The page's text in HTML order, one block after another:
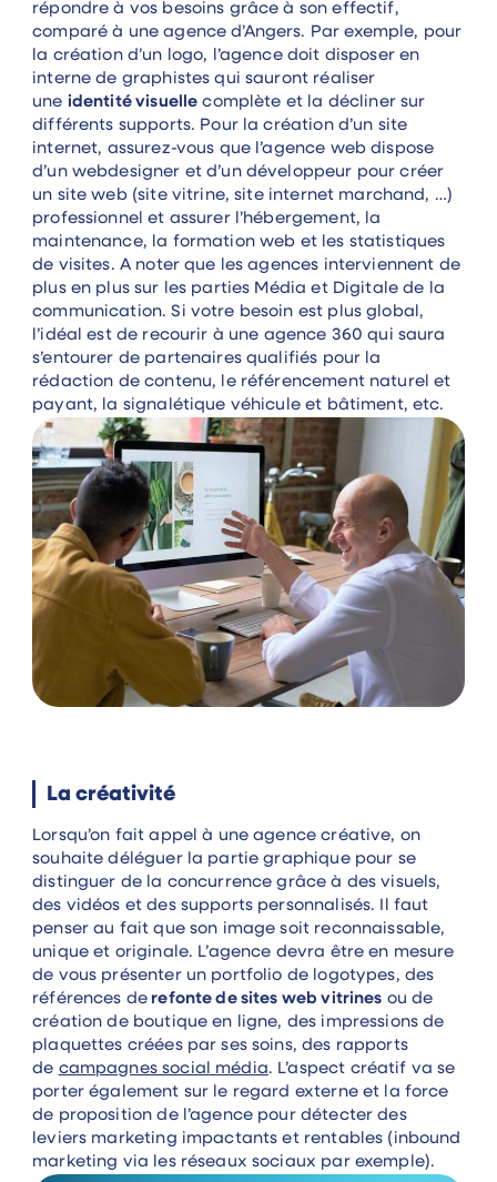
répondre à vos besoins grâce à son effectif,
comparé à une agence d’Angers. Par exemple, pour
la création d’un logo, l’agence doit disposer en
interne de graphistes qui sauront réaliser
une identité visuelle complète et la décliner sur
différents supports. Pour la création d’un site
internet, assurez-vous que l’agence web dispose
d’un webdesigner et d’un développeur pour créer
un site web (site vitrine, site internet marchand, …)
professionnel et assurer l’hébergement, la
maintenance, la formation web et les statistiques
de visites. A noter que les agences interviennent de
plus en plus sur les parties Média et Digitale de la
communication. Si votre besoin est plus global,
l’idéal est de recourir à une agence 360 qui saura
s’entourer de partenaires qualifiés pour la
rédaction de contenu, le référencement naturel et
payant, la signalétique véhicule et bâtiment, etc.
La créativité
Lorsqu’on fait appel à une agence créative, on
souhaite déléguer la partie graphique pour se
distinguer de la concurrence grâce à des visuels,
des vidéos et des supports personnalisés. Il faut
penser au fait que son image soit reconnaissable,
unique et originale. L’agence devra être en mesure
de vous présenter un portfolio de logotypes, des
références de refonte de sites web vitrines ou de
création de boutique en ligne, des impressions de
plaquettes créées par ses soins, des rapports
de campagnes social média. L’aspect créatif va se
porter également sur le regard externe et la force
de proposition de l’agence pour détecter des
leviers marketing impactants et rentables (inbound
marketing via les réseaux sociaux par exemple).